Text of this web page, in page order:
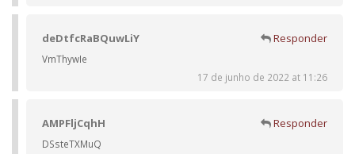
deDtfcRaBQuwLiY Responder
VmThywIe
17 de junho de 2022 at 11:26
AMPFljCqhH Responder
DSsteTXMuQ